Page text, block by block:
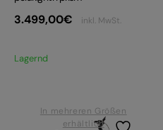
3.499,00€ inkl. MwSt.
Lagernd
In mehreren Größen
erhältlich